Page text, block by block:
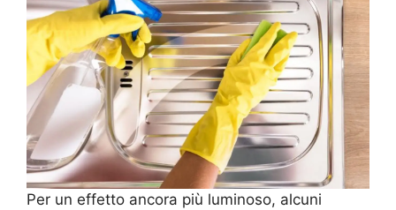
Per un effetto ancora più luminoso, alcuni